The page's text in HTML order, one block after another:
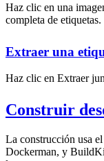
Haz clic en una
completa de etiquetas.
Extraer una
Haz clic en Extraer
Construir
La construcción usa
Dockerman, y